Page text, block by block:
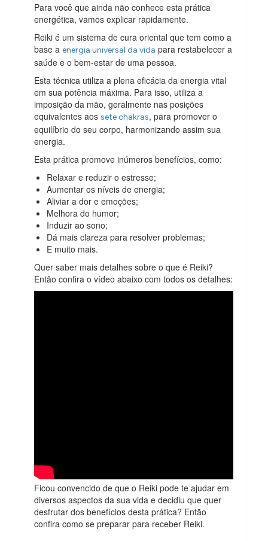
Para você que ainda não conhece esta prática
energética, vamos explicar rapidamente.
Reiki é um sistema de cura oriental que tem como a
base aenergia universal da vida para restabelecer a
saúde e o bem-estar de uma pessoa.
Esta técnica utiliza a plena eficácia da energia vital
em sua potência máxima. Para isso, utiliza a
imposição da mão, geralmente nas posições
equivalentes aossete chakras, para promover o
equilíbrio do seu corpo, harmonizando assim sua
energia.
Esta prática promove inúmeros benefícios, como:
Relaxar e reduzir o estresse;
Aumentar os níveis de energia;
Aliviar a dor e emoções;
Melhora do humor;
Induzir ao sono;
Dá mais clareza para resolver problemas;
E muito mais.
Quer saber mais detalhes sobre o que é Reiki?
Então confira o vídeo abaixo com todos os detalhes:
Ficou convencido de que o Reiki pode te ajudar em
diversos aspectos da sua vida e decidiu que quer
desfrutar dos benefícios desta prática? Então
confira como se preparar para receber Reiki.